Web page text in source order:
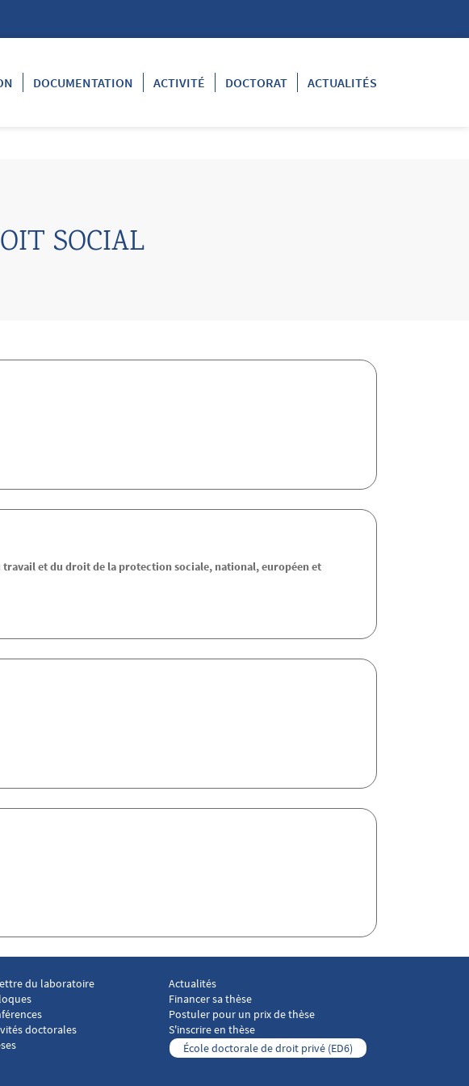
DOCUMENTATION ACTIVITÉ DOCTORAT ACTUALITÉS
SOCIAL
et du droit de la protection sociale, national, européen et
footer Laboratoire droit social 3
du laboratoire
doctorales
Menu footer Laboratoire droit social 4
Actualités
Financer sa thèse
Postuler pour un prix de thèse
S'inscrire en thèse
École doctorale de droit privé (ED6)